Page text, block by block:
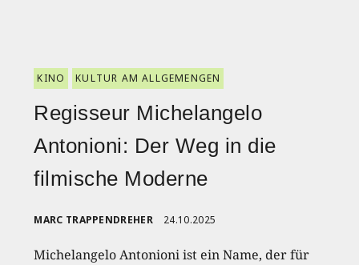
KINO KULTUR AM ALLGEMENGEN
Regisseur Michelangelo
Antonioni: Der Weg in die
filmische Moderne
MARC TRAPPENDREHER 24.10.2025
Michelangelo Antonioni ist ein Name, der für